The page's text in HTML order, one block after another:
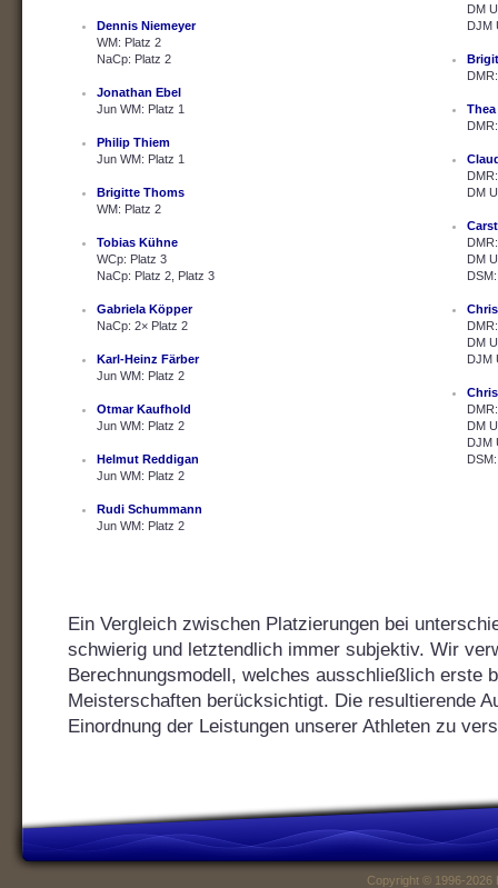
Dennis Niemeyer
WM: Platz 2
NaCp: Platz 2
Jonathan Ebel
Jun WM: Platz 1
Philip Thiem
Jun WM: Platz 1
Brigitte Thoms
WM: Platz 2
Tobias Kühne
WCp: Platz 3
NaCp: Platz 2, Platz 3
Gabriela Köpper
NaCp: 2× Platz 2
Karl-Heinz Färber
Jun WM: Platz 2
Otmar Kaufhold
Jun WM: Platz 2
Helmut Reddigan
Jun WM: Platz 2
Rudi Schummann
Jun WM: Platz 2
DM
DJM
DM
DM
DM
DJM
DM
DJM
Ein Vergleich zwischen Platzierungen bei
schwierig und letztendlich immer subjektiv. Wir
Berechnungsmodell, welches ausschließlich erste
Meisterschaften berücksichtigt. Die resultierende
Einordnung der Leistungen unserer Athleten zu
Copyright © 1996-2026